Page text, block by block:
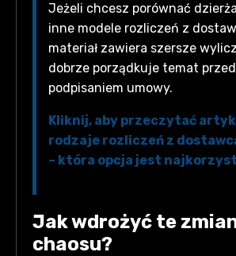
Jeżeli chcesz porównać
inne modele rozliczeń z
materiał zawiera szersze
dobrze porządkuje temat przed
podpisaniem umowy.
Kliknij, aby przeczytać
rodzaje rozliczeń z
– która opcja jest
Jak wdrożyć te
chaosu?